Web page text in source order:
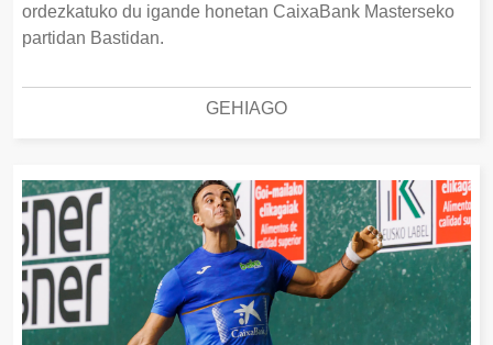
ordezkatuko du igande honetan CaixaBank Masterseko
partidan Bastidan.
GEHIAGO